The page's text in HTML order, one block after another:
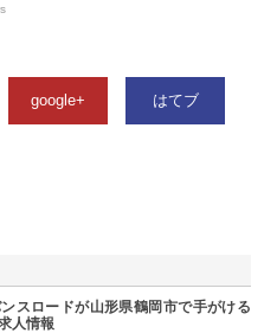
google+ はてブ
スロードが山形県鶴岡市で手がける
人情報